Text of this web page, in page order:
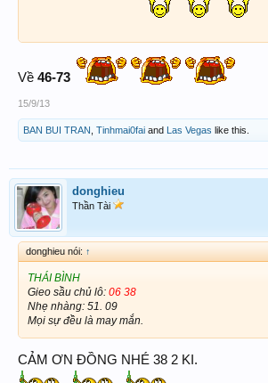
Về 46-73
15/9/13
BAN BUI TRAN Tinhmai0fai and Las Vegas like this.
donghieu
Thần Tài
donghieu nói: ↑
THÁI BÌNH
Gieo sầu chủ lô: 06 38
Nhẹ nhàng: 51. 09
Mọi sự đều là may mắn.
CẢM ƠN ĐỒNG NHÉ 38 2 KI.